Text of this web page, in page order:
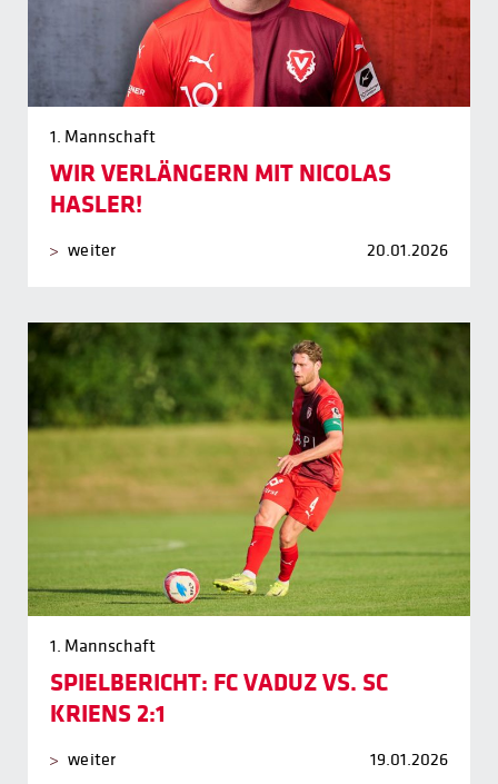
1. Mannschaft
WIR VERLÄNGERN MIT NICOLAS
HASLER!
weiter 20.01.2026
1. Mannschaft
SPIELBERICHT: FC VADUZ VS. SC
KRIENS 2:1
weiter 19.01.2026